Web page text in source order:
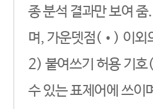
종 분석 결과만 보여
며, 가운뎃점(•) 이외
2) 붙여쓰기 허용 기호
수 있는 표제어에 쓰이